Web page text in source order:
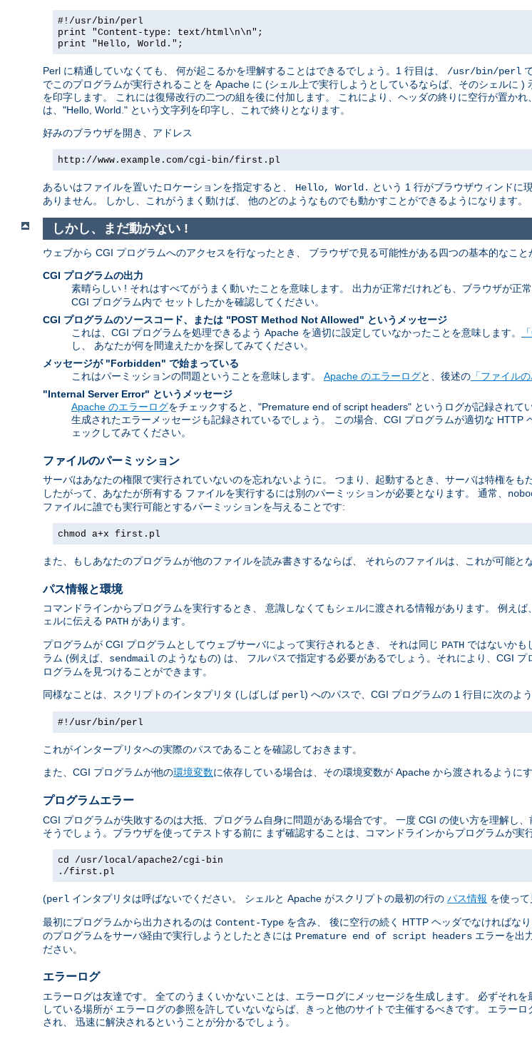
#!/usr/bin/perl
print "Content-type: text/html\n\n";
print "Hello, World.";
Perl に精通していなくても、 何が起こるかを理解することはできるでしょう。1 行目は、 /usr/bin/perl
でこのプログラムが実行されることを Apache に (シェル上で実行しようとしているならば、そのシェルに
を印字します。 これには復帰改行の二つの組を後に付加します。 これにより、ヘッダの終りに空行が置か
は、"Hello, World." という文字列を印字し、これで終りとなります。
好みのブラウザを開き、アドレス
http://www.example.com/cgi-bin/first.pl
あるいはファイルを置いたロケーションを指定すると、 Hello, World. という 1 行がブラウザウィンドに
ありません。 しかし、これがうまく動けば、 他のどのようなものでも動かすことができるようになります。
しかし、まだ動かない !
ウェブから CGI プログラムへのアクセスを行なったとき、 ブラウザで見る可能性がある四つの基本的なこと
CGI プログラムの出力
素晴らしい ! それはすべてがうまく動いたことを意味します。 出力が正常だけれども、ブラウザが正
CGI プログラム内で セットしたかを確認してください。
CGI プログラムのソースコード、または "POST Method Not Allowed" というメッセージ
これは、CGI プログラムを処理できるよう Apache を適切に設定していなかったことを意味します。
し、 あなたが何を間違えたかを探してみてください。
メッセージが "Forbidden" で始まっている
これはパーミッションの問題ということを意味します。 Apache のエラーログと、後述の 「ファイル
"Internal Server Error" というメッセージ
Apache のエラーログをチェックすると、"Premature end of script headers" というログが記録されて
生成されたエラーメッセージも記録されているでしょう。 この場合、CGI プログラムが適切な HTTP
ェックしてみてください。
ファイルのパーミッション
サーバはあなたの権限で実行されていないのを忘れないように。 つまり、起動するとき、サーバは特権をも
したがって、あなたが所有する ファイルを実行するには別のパーミッションが必要となります。 通常、
ファイルに誰でも実行可能とするパーミッションを与えることです:
chmod a+x first.pl
また、もしあなたのプログラムが他のファイルを読み書きするならば、 それらのファイルは、これが可能と
パス情報と環境
コマンドラインからプログラムを実行するとき、 意識しなくてもシェルに渡される情報があります。 例え
ェルに伝える PATH があります。
プログラムが CGI プログラムとしてウェブサーバによって実行されるとき、 それは同じ PATH ではないかも
ラム (例えば、 sendmail のようなもの) は、 フルパスで指定する必要があるでしょう。それにより、CGI
ログラムを見つけることができます。
同様なことは、スクリプトのインタプリタ (しばしば perl) へのパスで、CGI プログラムの 1 行目に次のよ
#!/usr/bin/perl
これがインタープリタへの実際のパスであることを確認しておきます。
また、CGI プログラムが他の環境変数に依存している場合は、その環境変数が Apache から渡されるように
プログラムエラー
CGI プログラムが失敗するのは大抵、プログラム自身に問題がある場合です。 一度 CGI の使い方を理解し
そうでしょう。ブラウザを使ってテストする前に まず確認することは、コマンドラインからプログラムが
cd /usr/local/apache2/cgi-bin
./first.pl
(perl インタプリタは呼ばないでください。 シェルと Apache がスクリプトの最初の行の パス情報 を使っ
最初にプログラムから出力されるのは Content-Type を含み、 後に空行の続く HTTP ヘッダでなければな
のプログラムをサーバ経由で実行しようとしたときには Premature end of script headers エラーを出
ださい。
エラーログ
エラーログは友達です。 全てのうまくいかないことは、エラーログにメッセージを生成します。 必ずそれ
している場所が エラーログの参照を許していないならば、きっと他のサイトで主催するべきです。 エラー
され、 迅速に解決されるということが分かるでしょう。